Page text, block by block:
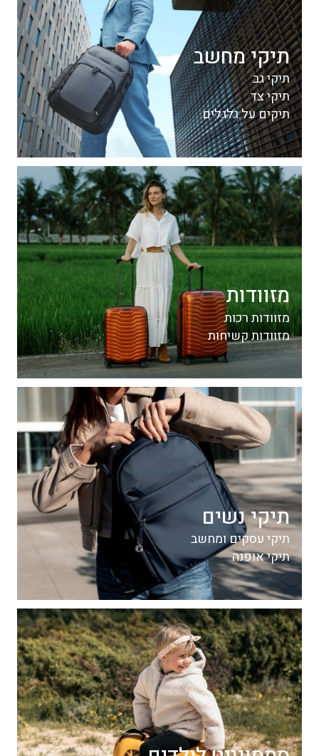
תיקי מחשב
תיקי גב
תיקי צד
תיקים על גלגלים
מזוודות
מזוודות רכות
מזוודות קשיחות
תיקי נשים
תיקי עסקים ומחשב
תיקי אופנה